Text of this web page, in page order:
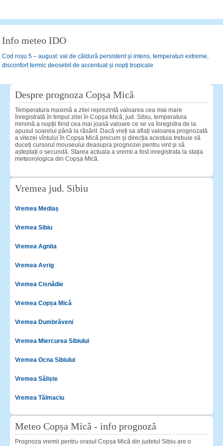
Info meteo IDO
Cod roșu 5 – august: val de căldură persistent și intens, temperaturi extreme,
disconfort termic deosebit de accentuat și nopți tropicale
Despre prognoza Copșa Mică
Temperatura maximă a zilei reprezintă valoarea cea mai mare
înregistrată în timpul zilei în Copșa Mică, jud. Sibiu, temperatura
minimă a nopții fiind cea mai joasă valoare ce se va înregistra de la
apusul soarelui până la răsărit. Dacă vreți sa aflați valoarea prognozată
a vitezei vîntului în Copșa Mică precum și direcția acestuia trebuie să
duceți cursorul mouseului deasupra prognozei pentru vint și să
așteptați o secundă. Starea actuala a vremii a fost inregistrata la stația
meteorologica din Copșa Mică.
Vremea jud. Sibiu
Vremea Mediaș
Vremea Sibiu
Vremea Agnita
Vremea Avrig
Vremea Cisnădie
Vremea Copșa Mică
Vremea Dumbrăveni
Vremea Miercurea Sibiului
Vremea Ocna Sibiului
Vremea Săliște
Vremea Tălmaciu
Meteo Copșa Mică - info prognoză
Prognoza vremii pentru orasul Copșa Mică din judetul Sibiu are o